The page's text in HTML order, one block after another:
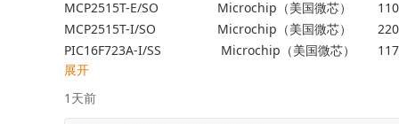
MCP2515T-E/SO	           Microchip（美国微芯）
MCP2515T-I/SO	           Microchip（美国微芯）
PIC16F723A-I/SS 	            Microchip（美国微芯）
ADP32F034QP64S   	    进芯
NM1200LBAE	                   NUVOTON（新唐科技）
LTC6433AIUF-15#PBF	   ADI(亚德诺)
展开
1天前